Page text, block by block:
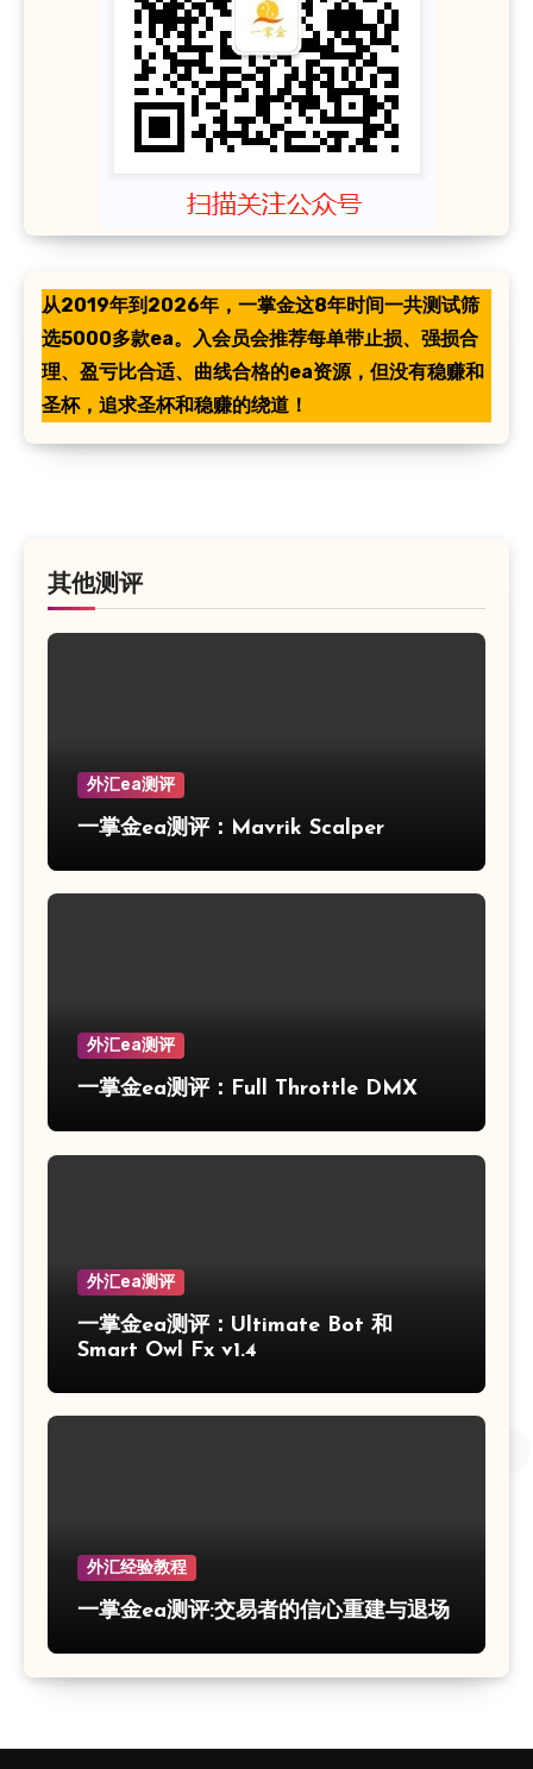
从2019年到2026年，一掌金这8年时间一共测试筛
选5000多款ea。入会员会推荐每单带止损、强损合
理、盈亏比合适、曲线合格的ea资源，但没有稳赚和
圣杯，追求圣杯和稳赚的绕道！
其他测评
外汇ea测评
一掌金ea测评：Mavrik Scalper
外汇ea测评
一掌金ea测评：Full Throttle DMX
外汇ea测评
一掌金ea测评：Ultimate Bot 和
Smart Owl Fx v1.4
外汇经验教程
一掌金ea测评:交易者的信心重建与退场